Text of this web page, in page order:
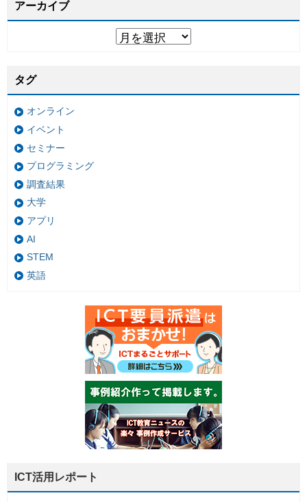
アーカイブ
タグ
オンライン
イベント
セミナー
プログラミング
調査結果
大学
アプリ
AI
STEM
英語
ICT活用レポート